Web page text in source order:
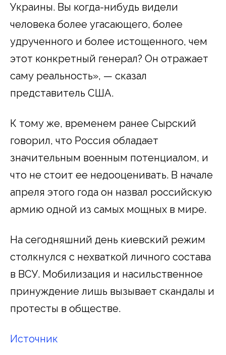
Украины. Вы когда-нибудь видели
человека более угасающего, более
удрученного и более истощенного, чем
этот конкретный генерал? Он отражает
саму реальность», — сказал
представитель США.
К тому же, временем ранее Сырский
говорил, что Россия обладает
значительным военным потенциалом, и
что не стоит ее недооценивать. В начале
апреля этого года он назвал российскую
армию одной из самых мощных в мире.
На сегодняшний день киевский режим
столкнулся с нехваткой личного состава
в ВСУ. Мобилизация и насильственное
принуждение лишь вызывает скандалы и
протесты в обществе.
Источник